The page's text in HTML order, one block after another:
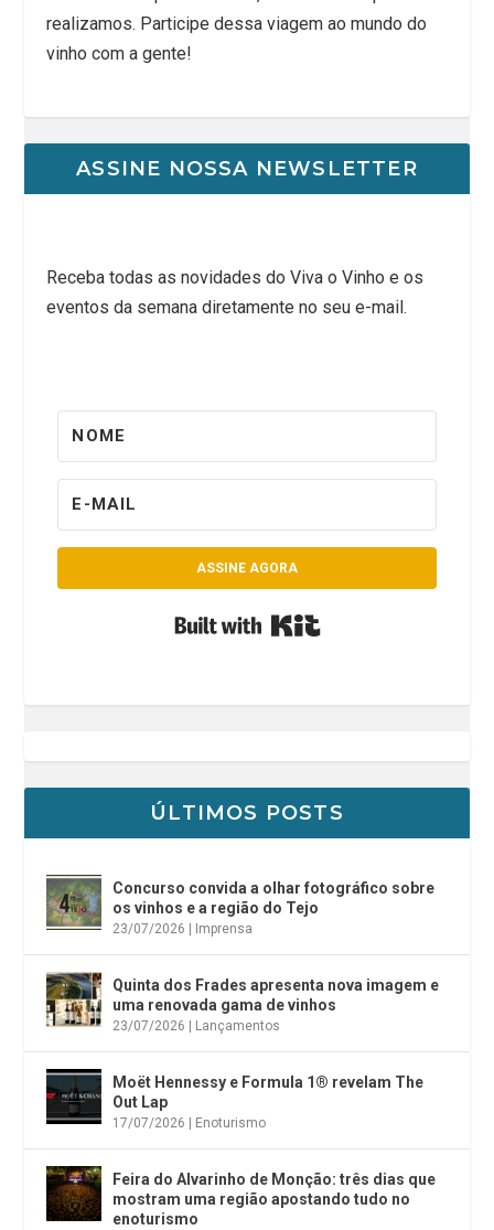
realizamos. Participe dessa viagem ao mundo do
vinho com a gente!
ASSINE NOSSA NEWSLETTER
Receba todas as novidades do Viva o Vinho e os
eventos da semana diretamente no seu e-mail.
ASSINE AGORA
ÚLTIMOS POSTS
Concurso convida a olhar fotográfico sobre
os vinhos e a região do Tejo
23/07/2026 Imprensa
Quinta dos Frades apresenta nova imagem e
uma renovada gama de vinhos
23/07/2026 Lançamentos
Moët Hennessy e Formula 1® revelam The
Out Lap
17/07/2026 Enoturismo
Feira do Alvarinho de Monção: três dias que
mostram uma região apostando tudo no
enoturismo